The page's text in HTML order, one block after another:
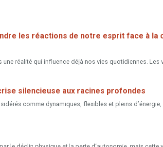
les réactions de notre esprit face à la
réalité qui influence déjà nos vies quotidiennes. Les
silencieuse aux racines profondes
comme dynamiques, flexibles et pleins d’énergie,